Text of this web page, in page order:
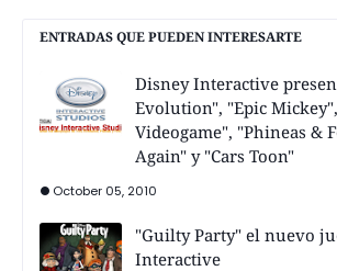
ENTRADAS QUE PUEDEN INTERESARTE
Disney Interactive
Evolution", "Epic
Videogame", "Phineas &
Again" y "Cars Toon"
October 05, 2010
"Guilty Party" el nuevo
Interactive